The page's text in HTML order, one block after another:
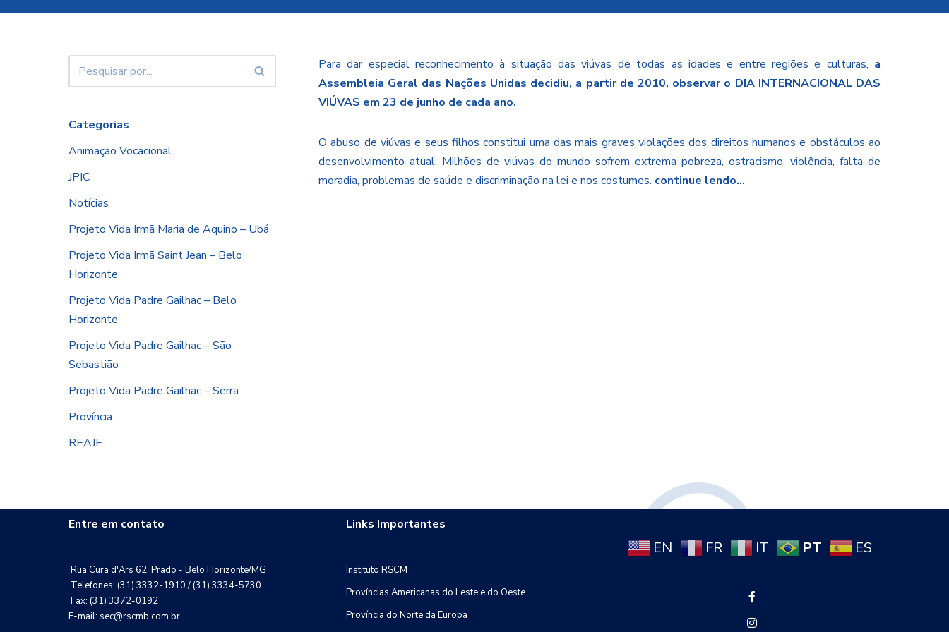
Categorias
Animação Vocacional
JPIC
Notícias
Projeto Vida Irmã Maria de Aquino – Ubá
Projeto Vida Irmã Saint Jean – Belo
Horizonte
Projeto Vida Padre Gailhac – Belo
Horizonte
Projeto Vida Padre Gailhac – São
Sebastião
Projeto Vida Padre Gailhac – Serra
Província
REAJE
Para dar especial reconhecimento à situação das viúvas de todas as idades e entre regiões e culturas, a
Assembleia Geral das Nações Unidas decidiu, a partir de 2010, observar o DIA INTERNACIONAL DAS
VIÚVAS em 23 de junho de cada ano.
O abuso de viúvas e seus filhos constitui uma das mais graves violações dos direitos humanos e obstáculos ao
desenvolvimento atual. Milhões de viúvas do mundo sofrem extrema pobreza, ostracismo, violência, falta de
moradia, problemas de saúde e discriminação na lei e nos costumes. continue lendo…
Entre em contato
Rua Cura d'Ars 62, Prado - Belo Horizonte/MG
Telefones: (31) 3332-1910 / (31) 3334-5730
Fax: (31) 3372-0192
E-mail: sec@rscmb.com.br
Links Importantes
Instituto RSCM
Províncias Americanas do Leste e do Oeste
Província do Norte da Europa
EN FR IT PT ES